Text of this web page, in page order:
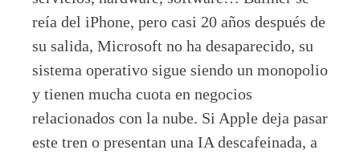
reía del iPhone, pero casi 20 años después de
su salida, Microsoft no ha desaparecido, su
sistema operativo sigue siendo un monopolio
y tienen mucha cuota en negocios
relacionados con la nube. Si Apple deja pasar
este tren o presentan una IA descafeinada, a